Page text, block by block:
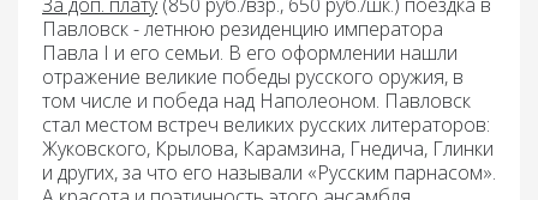
Павловск -летнюю резиденцию императора
Павла I и его семьи. В его оформлении нашли
отражение великие победы русского оружия, в
том числе и победа над Наполеоном. Павловск
стал местом встреч великих русских литераторов:
Жуковского, Крылова, Карамзина, Гнедича, Глинки
и других, за что его называли «Русским парнасом».